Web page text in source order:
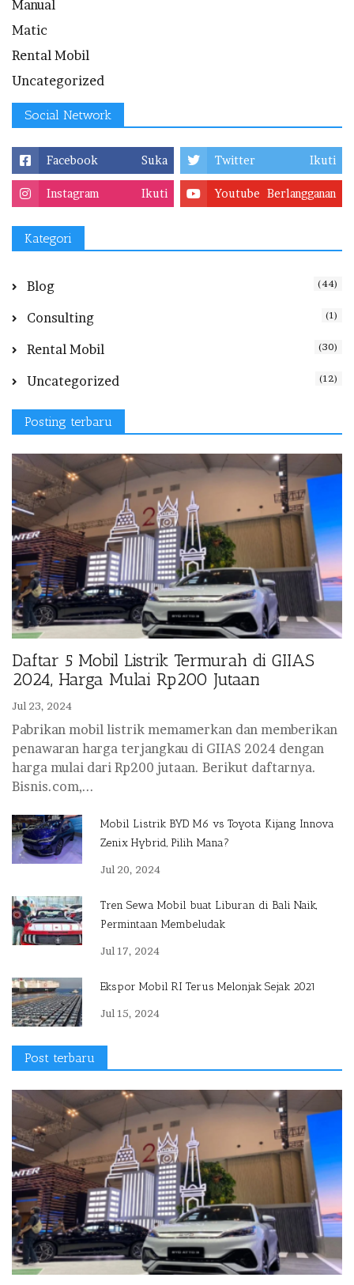
Manual
Matic
Rental Mobil
Uncategorized
Social Network
Facebook Suka Twitter Ikuti
Instagram Ikuti Youtube Berlangganan
Kategori
Blog (44)
Consulting (1)
Rental Mobil (30)
Uncategorized (12)
Posting terbaru
Daftar 5 Mobil Listrik Termurah di GIIAS
2024, Harga Mulai Rp200 Jutaan
Jul 23, 2024
Pabrikan mobil listrik memamerkan dan memberikan
penawaran harga terjangkau di GIIAS 2024 dengan
harga mulai dari Rp200 jutaan. Berikut daftarnya.
Bisnis.com,...
Mobil Listrik BYD M6 vs Toyota Kijang Innova
Zenix Hybrid, Pilih Mana?
Jul 20, 2024
Tren Sewa Mobil buat Liburan di Bali Naik,
Permintaan Membeludak
Jul 17, 2024
Ekspor Mobil RI Terus Melonjak Sejak 2021
Jul 15, 2024
Post terbaru